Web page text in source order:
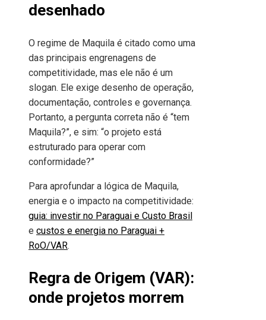
desenhado
O regime de Maquila é citado como uma
das principais engrenagens de
competitividade, mas ele não é um
slogan. Ele exige desenho de operação,
documentação, controles e governança.
Portanto, a pergunta correta não é “tem
Maquila?”, e sim: “o projeto está
estruturado para operar com
conformidade?”
Para aprofundar a lógica de Maquila,
energia e o impacto na competitividade:
guia: investir no Paraguai e Custo Brasil
e custos e energia no Paraguai +
RoO/VAR.
Regra de Origem (VAR):
onde projetos morrem